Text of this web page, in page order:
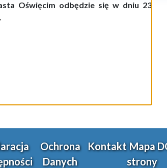
Oświęcim odbędzie się w dniu 23
.
Ochrona
Danych
Kontakt Mapa
strony